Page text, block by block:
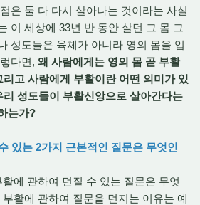
은 둘 다 다시 살아나는 것이라는 사실
이 세상에 33년 반 동안 살던 그 몸 그
성도들은 육체가 아니라 영의 몸을 입
다면, 왜 사람에게는 영의 몸 곧 부활
고 사람에게 부활이란 어떤 의미가 있
성도들이 부활신앙으로 살아간다는
는가?
있는 2가지 근본적인 질문은 무엇인
에 관하여 던질 수 있는 질문은 무엇
활에 관하여 질문을 던지는 이유는 예